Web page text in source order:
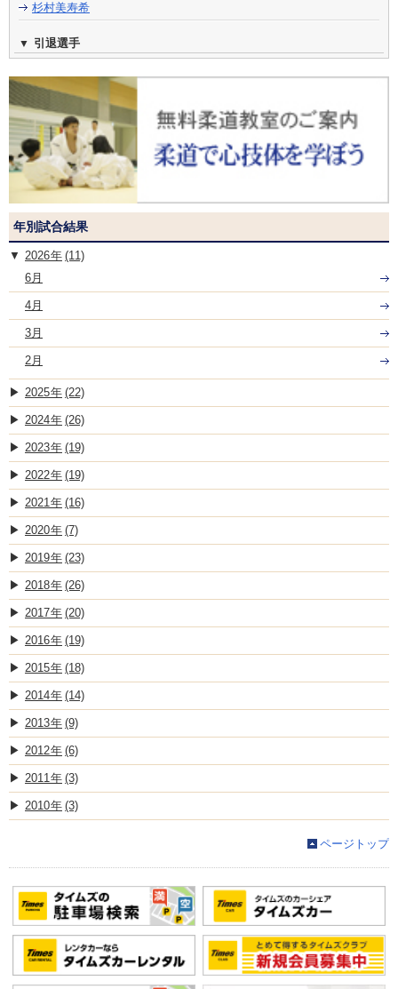
杉村美寿希
引退選手
年別試合結果
2026
(11)
6月
4月
3月
2月
2025 (22)
2024 (26)
2023 (19)
2022 (19)
2021 (16)
2020 (7)
2019 (23)
2018 (26)
2017 (20)
2016 (19)
2015 (18)
2014 (14)
2013 (9)
2012 (6)
2011 (3)
2010 (3)
ページトップ